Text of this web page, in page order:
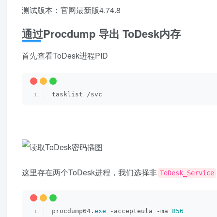
测试版本：官网最新版4.74.8
通过Procdump 导出 ToDesk内存
首先查看ToDesk进程PID
tasklist /svc
这里存在两个ToDesk进程，我们选择非 ToDesk_Service
procdump64. exe -accepteula -ma 856